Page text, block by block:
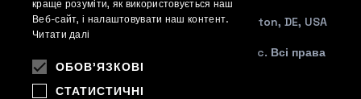
108 W. 13TH STREET SUITE 100, Wilmington, DE, USA
© 2012–2026 WePlay Esports Media, Inc. Всі права
краще розуміти, як використовується наш
Веб-сайт, і налаштовувати наш контент.
Читати далі
ОБОВ'ЯЗКОВІ
СТАТИСТИЧНІ